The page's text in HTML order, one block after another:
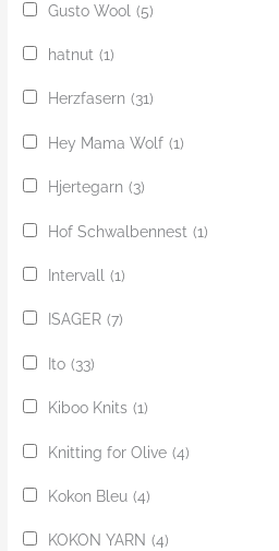
Gusto Wool (5)
hatnut (1)
Herzfasern (31)
Hey Mama Wolf (1)
Hjertegarn (3)
Hof Schwalbennest (1)
Intervall (1)
ISAGER (7)
Ito (33)
Kiboo Knits (1)
Knitting for Olive (4)
Kokon Bleu (4)
KOKON YARN (4)